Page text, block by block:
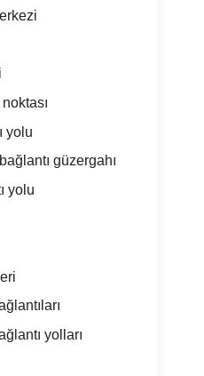
yolu
güzergahı
yolu
yolları